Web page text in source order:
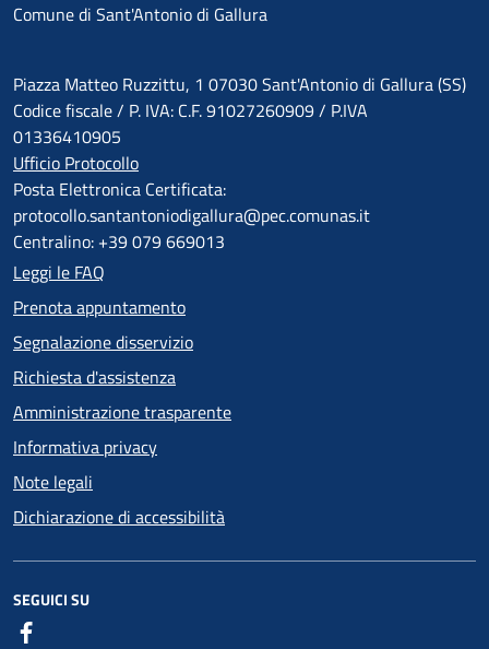
Comune di Sant'Antonio di Gallura
Piazza Matteo Ruzzittu, 1 07030 Sant'Antonio di Gallura (SS)
Codice fiscale / P. IVA: C.F. 91027260909 / P.IVA
01336410905
Ufficio Protocollo
Posta Elettronica Certificata:
protocollo.santantoniodigallura@pec.comunas.it
Centralino: +39 079 669013
Leggi le FAQ
Prenota appuntamento
Segnalazione disservizio
Richiesta d'assistenza
Amministrazione trasparente
Informativa privacy
Note legali
Dichiarazione di accessibilità
SEGUICI SU